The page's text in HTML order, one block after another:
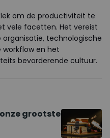
om de productiviteit te
vele facetten. Het vereist
technologische
en het
bevorderende cultuur.
grootste